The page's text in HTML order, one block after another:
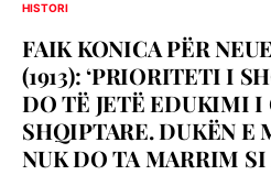
HISTORI
FAIK KONICA PËR
(1913): ‘PRIORITETI I
DO TË JETË EDUKIMI I
SHQIPTARE. DUKËN E
NUK DO TA MARRIM SI